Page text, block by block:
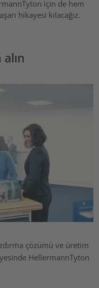
için de hem
hikayesi kılacağız.
çözümü ve üretim
HellermannTyton